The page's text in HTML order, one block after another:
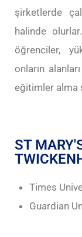
şirketlerde
halinde
öğrenciler,
onların
eğitimler alma
ST
Times
Guardian